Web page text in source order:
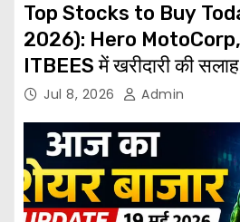
Top Stocks to Buy
2026): Hero
ITBEES में खरीदारी की
Stop Loss
Jul 8, 2026 Admin